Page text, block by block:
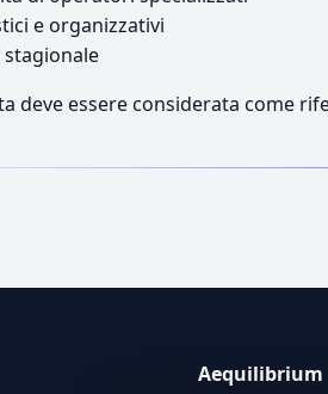
e organizzativi
deve essere considerata come
Aequilibrium